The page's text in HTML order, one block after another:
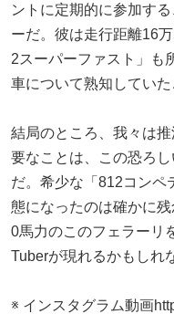
ントに定期的に参加す
ーだ。彼は走行距離16
2スーパーファスト」も
車について熟知していた
結局のところ、我々は
要なことは、この恐ろ
だ。希少な「812コンペ
態になったのは確かに
0馬力のこのフェラーリ
Tuberが現れるかもしれ
※ インスタグラム動画